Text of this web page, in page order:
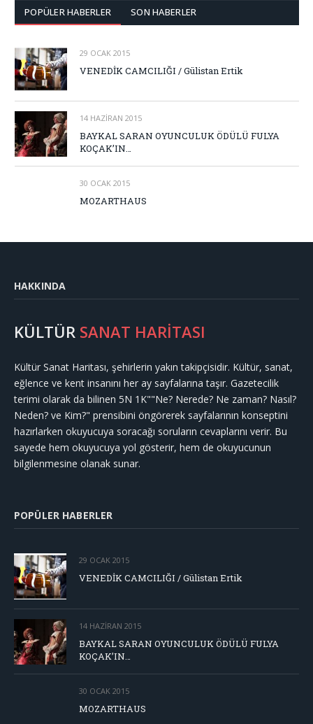
POPÜLER HABERLER SON HABERLER
29 OCAK 2015
VENEDİK CAMCILIĞI / Gülistan Ertik
14 HAZIRAN 2015
BAYKAL SARAN OYUNCULUK ÖDÜLÜ FULYA
KOÇAK’IN…
30 OCAK 2015
MOZARTHAUS
HAKKINDA
KÜLTÜR SANAT HARİTASI
Kültür Sanat Haritası, şehirlerin yakın takipçisidir. Kültür, sanat,
eğlence ve kent insanını her ay sayfalarına taşır. Gazetecilik
terimi olarak da bilinen 5N 1K""Ne? Nerede? Ne zaman? Nasıl?
Neden? ve Kim?" prensibini öngörerek sayfalarının konseptini
hazırlarken okuyucuya soracağı soruların cevaplarını verir. Bu
sayede hem okuyucuya yol gösterir, hem de okuyucunun
bilgilenmesine olanak sunar.
POPÜLER HABERLER
29 OCAK 2015
VENEDİK CAMCILIĞI / Gülistan Ertik
14 HAZIRAN 2015
BAYKAL SARAN OYUNCULUK ÖDÜLÜ FULYA
KOÇAK’IN…
30 OCAK 2015
MOZARTHAUS